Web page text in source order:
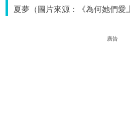
夏夢（圖片來源：《為何她們愛
廣告